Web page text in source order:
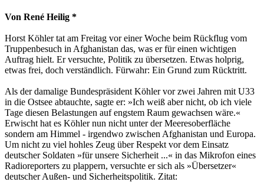
Von René Heilig *
Horst Köhler tat am Freitag vor einer Woche beim Rückflug vom
Truppenbesuch in Afghanistan das, was er für einen wichtigen
Auftrag hielt. Er versuchte, Politik zu übersetzen. Etwas holprig,
etwas frei, doch verständlich. Fürwahr: Ein Grund zum Rücktritt.
Als der damalige Bundespräsident Köhler vor zwei Jahren mit U33
in die Ostsee abtauchte, sagte er: »Ich weiß aber nicht, ob ich viele
Tage diesen Belastungen auf engstem Raum gewachsen wäre.«
Erwischt hat es Köhler nun nicht unter der Meeresoberfläche
sondern am Himmel - irgendwo zwischen Afghanistan und Europa.
Um nicht zu viel hohles Zeug über Respekt vor dem Einsatz
deutscher Soldaten »für unsere Sicherheit ...« in das Mikrofon eines
Radioreporters zu plappern, versuchte er sich als »Übersetzer«
deutscher Außen- und Sicherheitspolitik. Zitat: